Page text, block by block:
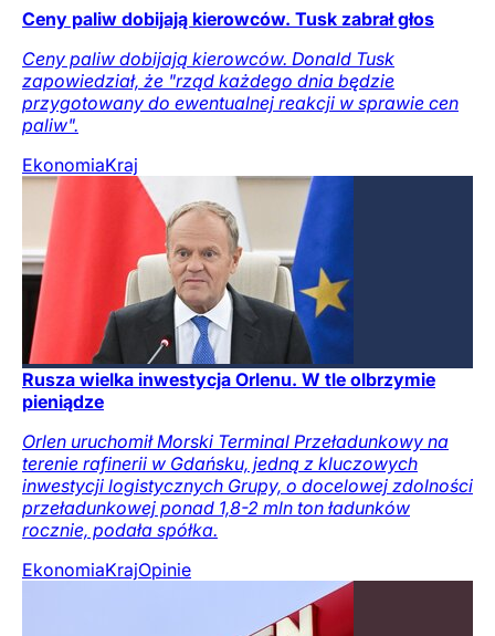
Ceny paliw dobijają kierowców. Tusk zabrał głos
Ceny paliw dobijają kierowców. Donald Tusk
zapowiedział, że "rząd każdego dnia będzie
przygotowany do ewentualnej reakcji w sprawie cen
paliw".
EkonomiaKraj
Rusza wielka inwestycja Orlenu. W tle olbrzymie
pieniądze
Orlen uruchomił Morski Terminal Przeładunkowy na
terenie rafinerii w Gdańsku, jedną z kluczowych
inwestycji logistycznych Grupy, o docelowej zdolności
przeładunkowej ponad 1,8-2 mln ton ładunków
rocznie, podała spółka.
EkonomiaKrajOpinie